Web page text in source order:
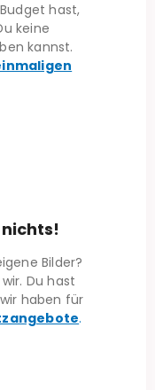
hast,
keine
kannst.
nichts!
Bilder?
Du hast
haben für
.